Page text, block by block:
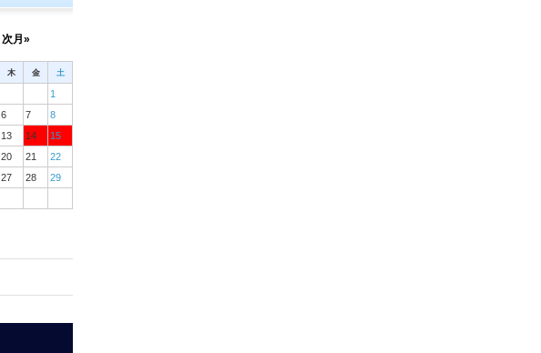
次月»
木 金 土
1
6 7
8
13 14
15
20 21
22
27 28
29